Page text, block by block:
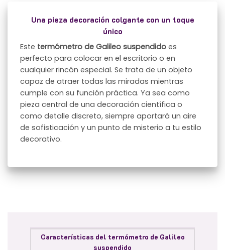
Una pieza decoración colgante con un toque
único
Este termómetro de Galileo suspendido es
perfecto para colocar en el escritorio o en
cualquier rincón especial. Se trata de un objeto
capaz de atraer todas las miradas mientras
cumple con su función práctica. Ya sea como
pieza central de una decoración científica o
como detalle discreto, siempre aportará un aire
de sofisticación y un punto de misterio a tu estilo
decorativo.
Características del termómetro de Galileo
suspendido